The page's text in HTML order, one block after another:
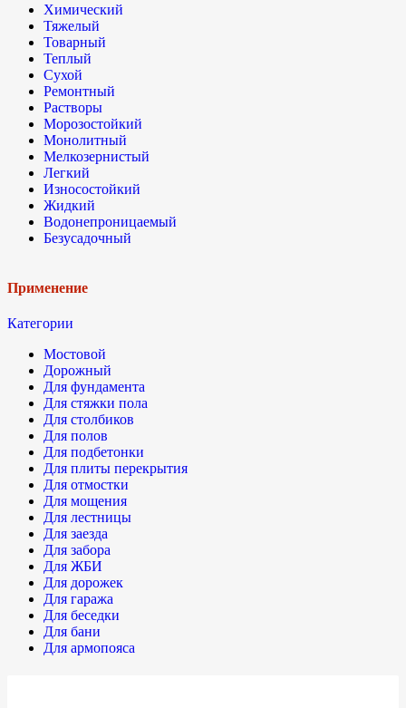
Химический
Тяжелый
Товарный
Теплый
Сухой
Ремонтный
Растворы
Морозостойкий
Монолитный
Мелкозернистый
Легкий
Износостойкий
Жидкий
Водонепроницаемый
Безусадочный
Применение
Категории
Мостовой
Дорожный
Для фундамента
Для стяжки пола
Для столбиков
Для полов
Для подбетонки
Для плиты перекрытия
Для отмостки
Для мощения
Для лестницы
Для заезда
Для забора
Для ЖБИ
Для дорожек
Для гаража
Для беседки
Для бани
Для армопояса